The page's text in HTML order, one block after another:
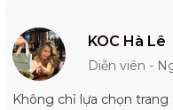
KOC Hà Lê
Diễn viên -
Không chỉ lựa chọn trang